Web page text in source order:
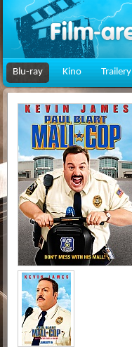
Blu-ray Kino Trailery